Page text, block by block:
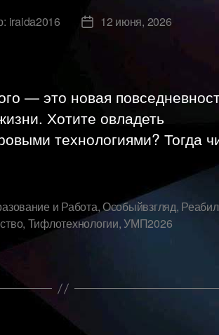
iraida2016
Дата12 июня, 2026
— это новая
Хотите овладеть
технологиями? Тогда
и Работа,Особыйвзгляд,
, Тифлотехнологии,УМП2026